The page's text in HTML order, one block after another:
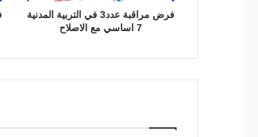
فرض مراقبة عدد3 في التربية المدنية
7 اساسي مع الاصلاح